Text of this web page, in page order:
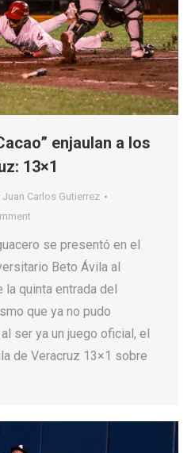
enjaulan a los
13×1
Juan Carlos Gutierrez
se presentó en el
Beto Ávila al
la quinta entrada del
que ya no pudo
ser ya un juego oficial, el
de Veracruz 13×1 sobre